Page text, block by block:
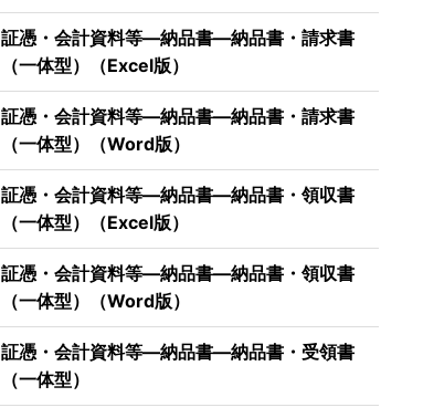
証憑・会計資料等―納品書―納品書・請求書
（一体型）（Excel版）
証憑・会計資料等―納品書―納品書・請求書
（一体型）（Word版）
証憑・会計資料等―納品書―納品書・領収書
（一体型）（Excel版）
証憑・会計資料等―納品書―納品書・領収書
（一体型）（Word版）
証憑・会計資料等―納品書―納品書・受領書
（一体型）